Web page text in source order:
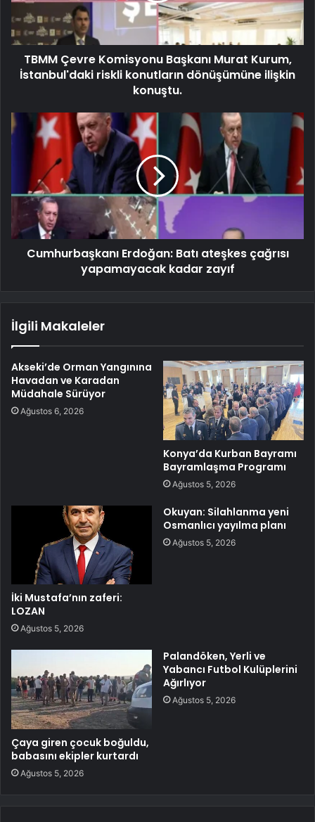
TBMM Çevre Komisyonu Başkanı Murat Kurum,
İstanbul'daki riskli konutların dönüşümüne ilişkin
konuştu.
Cumhurbaşkanı Erdoğan: Batı ateşkes çağrısı
yapamayacak kadar zayıf
İlgili Makaleler
Akseki’de Orman Yangınına
Havadan ve Karadan
Müdahale Sürüyor
Ağustos 6, 2026
Konya’da Kurban Bayramı
Bayramlaşma Programı
Ağustos 5, 2026
İki Mustafa’nın zaferi:
LOZAN
Ağustos 5, 2026
Okuyan: Silahlanma yeni
Osmanlıcı yayılma planı
Ağustos 5, 2026
Çaya giren çocuk boğuldu,
babasını ekipler kurtardı
Ağustos 5, 2026
Palandöken, Yerli ve
Yabancı Futbol Kulüplerini
Ağırlıyor
Ağustos 5, 2026